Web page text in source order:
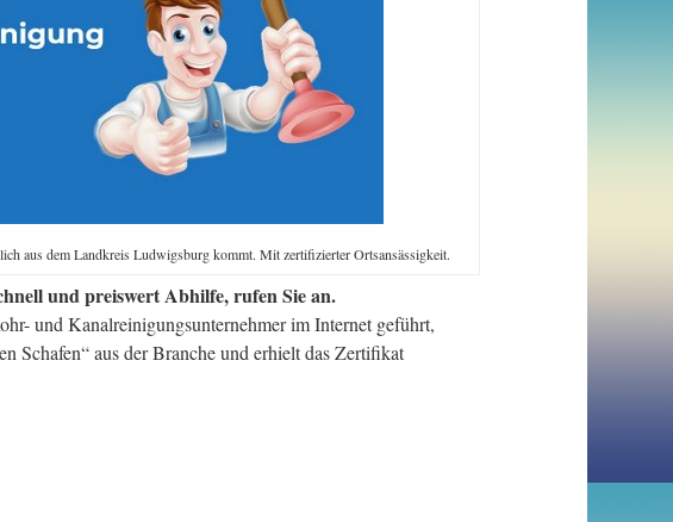
aus dem Landkreis Ludwigsburg kommt. Mit zertifizierter Ortsansässigkeit.
und preiswert Abhilfe, rufen Sie an.
und Kanalreinigungsunternehmer im Internet geführt,
Schafen“ aus der Branche und erhielt das Zertifikat